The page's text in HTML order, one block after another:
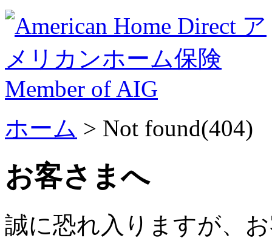
ホーム > Not found(404)
お客さまへ
誠に恐れ入りますが、